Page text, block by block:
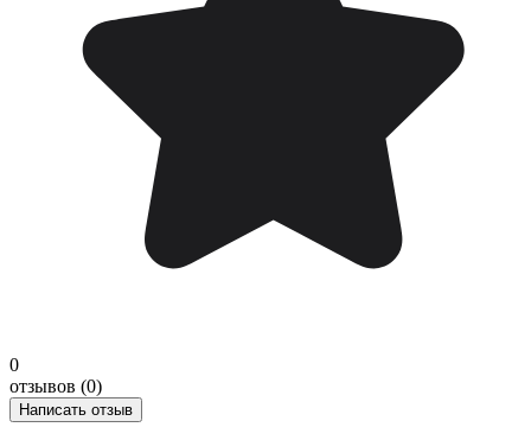
0
отзывов (0)
Написать отзыв